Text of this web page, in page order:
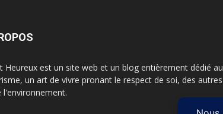
Heureux est un site web et un blog entièrement dédié au
un art de vivre pronant le respect de soi, des autres
l'environnement.